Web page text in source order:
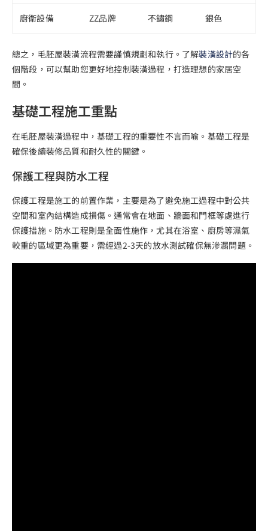
廚衛設備 ZZ品牌 不鏽鋼 銀色
總之，毛胚屋裝潢流程需要謹慎規劃和執行。了解裝潢設計的各
個階段，可以幫助您更好地控制裝潢過程，打造理想的家居空
間。
基礎工程施工重點
在毛胚屋裝潢過程中，基礎工程的重要性不言而喻。基礎工程是
確保後續裝修品質和耐久性的關鍵。
保護工程與防水工程
保護工程是施工的前置作業，主要是為了避免施工過程中對公共
空間和室內結構造成損傷。通常會在地面、牆面和門框等處進行
保護措施。防水工程則是全面性施作，尤其在浴室、廚房等濕氣
較重的區域更為重要，需經過2-3天的放水測試確保無滲漏問題。